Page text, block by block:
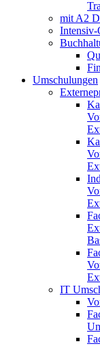
mit A2
Intensiv-
Umschulungen
IT